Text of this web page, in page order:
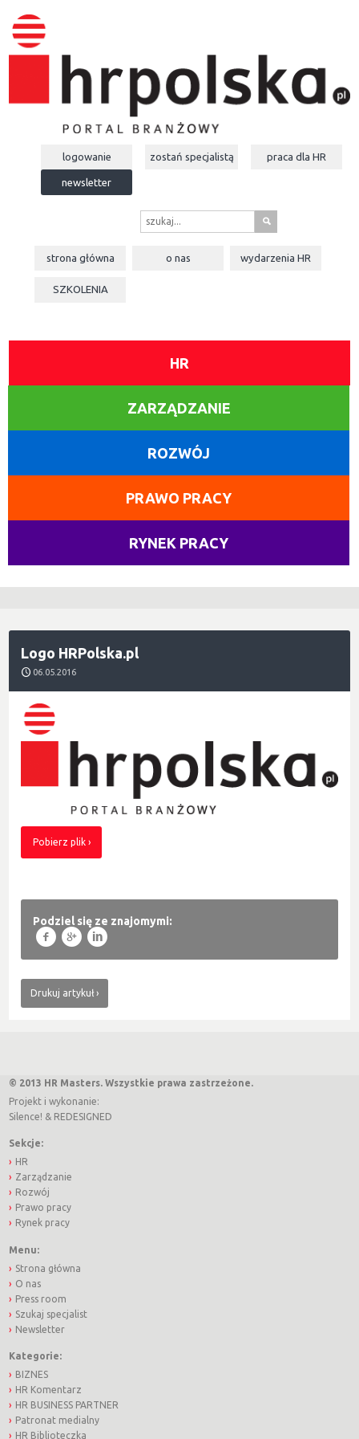
logowanie zostań specjalistą praca dla HR
newsletter
s
strona główna o nas wydarzeniaHR
SZKOLENIA
HR
ZARZĄDZANIE
ROZWÓJ
PRAWO PRACY
RYNEK PRACY
Logo HRPolska.pl
06.05.2016
Pobierz plik
Podziel się ze znajomymi:
f g l
Drukuj artykuł
© 2013 HR Masters. Wszystkie prawa zastrzeżone.
Projekt i wykonanie:
Silence! & REDESIGNED
Sekcje:
HR
Zarządzanie
Rozwój
Prawo pracy
Rynek pracy
Menu:
Strona główna
O nas
Press room
Szukaj specjalist
Newsletter
Kategorie:
BIZNES
HR Komentarz
HR BUSINESS PARTNER
Patronat medialny
HR Biblioteczka